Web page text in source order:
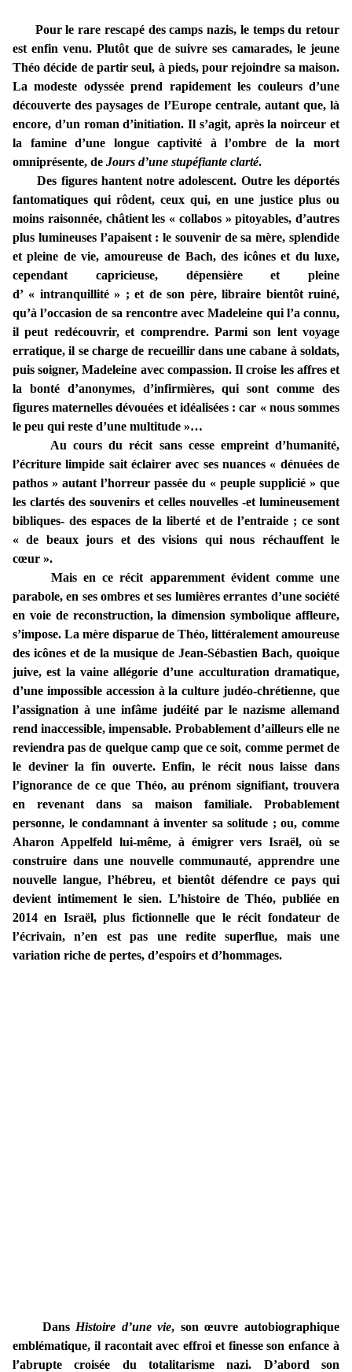
Pour le rare rescapé des camps nazis, le temps du retour
est enfin venu. Plutôt que de suivre ses camarades, le jeune
Théo décide de partir seul, à pieds, pour rejoindre sa maison.
La modeste odyssée prend rapidement les couleurs d’une
découverte des paysages de l’Europe centrale, autant que, là
encore, d’un roman d’initiation. Il s’agit, après la noirceur et
la famine d’une longue captivité à l’ombre de la mort
omniprésente, de Jours d’une stupéfiante clarté.
Des figures hantent notre adolescent. Outre les déportés
fantomatiques qui rôdent, ceux qui, en une justice plus ou
moins raisonnée, châtient les « collabos » pitoyables, d’autres
plus lumineuses l’apaisent : le souvenir de sa mère, splendide
et pleine de vie, amoureuse de Bach, des icônes et du luxe,
cependant capricieuse, dépensière et pleine
d’ « intranquillité » ; et de son père, libraire bientôt ruiné,
qu’à l’occasion de sa rencontre avec Madeleine qui l’a connu,
il peut redécouvrir, et comprendre. Parmi son lent voyage
erratique, il se charge de recueillir dans une cabane à soldats,
puis soigner, Madeleine avec compassion. Il croise les affres et
la bonté d’anonymes, d’infirmières, qui sont comme des
figures maternelles dévouées et idéalisées : car « nous sommes
le peu qui reste d’une multitude »…
Au cours du récit sans cesse empreint d’humanité,
l’écriture limpide sait éclairer avec ses nuances « dénuées de
pathos » autant l’horreur passée du « peuple supplicié » que
les clartés des souvenirs et celles nouvelles -et lumineusement
bibliques- des espaces de la liberté et de l’entraide ; ce sont
« de beaux jours et des visions qui nous réchauffent le
cœur ».
Mais en ce récit apparemment évident comme une
parabole, en ses ombres et ses lumières errantes d’une société
en voie de reconstruction, la dimension symbolique affleure,
s’impose. La mère disparue de Théo, littéralement amoureuse
des icônes et de la musique de Jean-Sébastien Bach, quoique
juive, est la vaine allégorie d’une acculturation dramatique,
d’une impossible accession à la culture judéo-chrétienne, que
l’assignation à une infâme judéité par le nazisme allemand
rend inaccessible, impensable. Probablement d’ailleurs elle ne
reviendra pas de quelque camp que ce soit, comme permet de
le deviner la fin ouverte. Enfin, le récit nous laisse dans
l’ignorance de ce que Théo, au prénom signifiant, trouvera
en revenant dans sa maison familiale. Probablement
personne, le condamnant à inventer sa solitude ; ou, comme
Aharon Appelfeld lui-même, à émigrer vers Israël, où se
construire dans une nouvelle communauté, apprendre une
nouvelle langue, l’hébreu, et bientôt défendre ce pays qui
devient intimement le sien. L’histoire de Théo, publiée en
2014 en Israël, plus fictionnelle que le récit fondateur de
l’écrivain, n’en est pas une redite superflue, mais une
variation riche de pertes, d’espoirs et d’hommages.
Dans Histoire d’une vie, son œuvre autobiographique
emblématique, il racontait avec effroi et finesse son enfance à
l’abrupte croisée du totalitarisme nazi. D’abord son